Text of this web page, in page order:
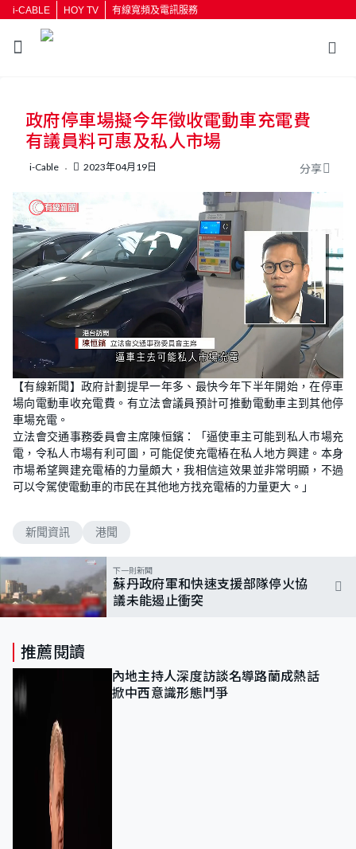
i-CABLE HOY TV 有線寬頻及電訊服務
按輸入鍵開始搜尋
政府停車場擬今年徵收電動車充電費
有議員料可惠及私人市場
i-Cable 2023年04月19日 分享
U
n
m
u
t
o
a
d
e
5
6
.
6
0
%
【有線新聞】政府計劃提早一年多、最快今年下半年開始，在停車
場向電動車收充電費。有立法會議員預計可推動電動車主到其他停
車場充電。
立法會交通事務委員會主席陳恒鑌：「逼使車主可能到私人市場充
電，令私人市場有利可圖，可能促使充電樁在私人地方興建。本身
市場希望興建充電樁的力量頗大，我相信這效果並非常明顯，不過
可以令駕使電動車的市民在其他地方找充電樁的力量更大。」
新聞資訊 港聞
下一則新聞
蘇丹政府軍和快速支援部隊停火協
議未能遏止衝突
推薦閱讀
內地主持人深度訪談名導路蘭成熱話
掀中西意識形態鬥爭